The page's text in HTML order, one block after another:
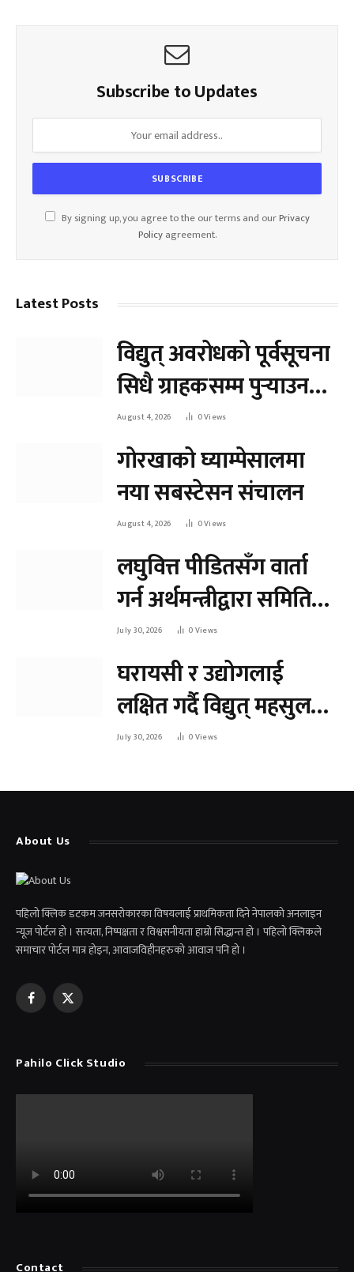
Subscribe to Updates
By signing up, you agree to the our terms and ourPrivacy
Policyagreement.
Latest Posts
विद्युत् अवरोधको पूर्वसूचना
सिधै ग्राहकसम्म पुर्‍याउन
प्राधिकरणको अनलाइन
KYC अभियान
August 4, 2026 0Views
गोरखाको घ्याम्पेसालमा
नया सबस्टेसन संचालन
August 4, 2026 0Views
लघुवित्त पीडितसँग वार्ता
गर्न अर्थमन्त्रीद्वारा समिति
गठन
July 30, 2026 0Views
घरायसी र उद्योगलाई
लक्षित गर्दै विद्युत् महसुल
पुनरावलोकन गरिँदै
July 30, 2026 0Views
About Us
पहिलो क्लिक डटकम जनसरोकारका विषयलाई प्राथमिकता दिने नेपालको अनलाइन
न्यूज पोर्टल हो । सत्यता, निष्पक्षता र विश्वसनीयता हाम्रो सिद्धान्त हो । पहिलो क्लिकले
समाचार पोर्टल मात्र होइन, आवाजविहीनहरुको आवाज पनि हो ।
Facebook
X
Pahilo Click Studio
Contact